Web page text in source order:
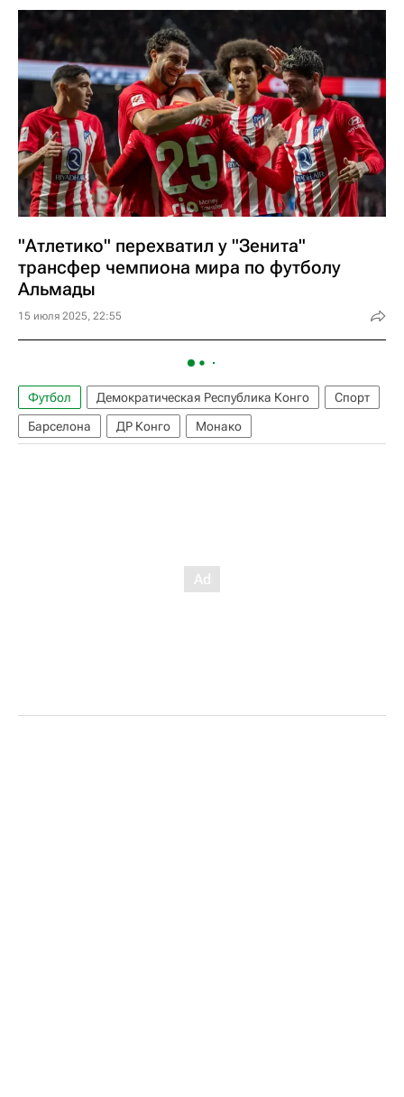
"Атлетико" перехватил у "Зенита"
трансфер чемпиона мира по футболу
Альмады
15 июля 2025, 22:55
Футбол Демократическая Республика Конго
Спорт
Барселона
ДР Конго Монако